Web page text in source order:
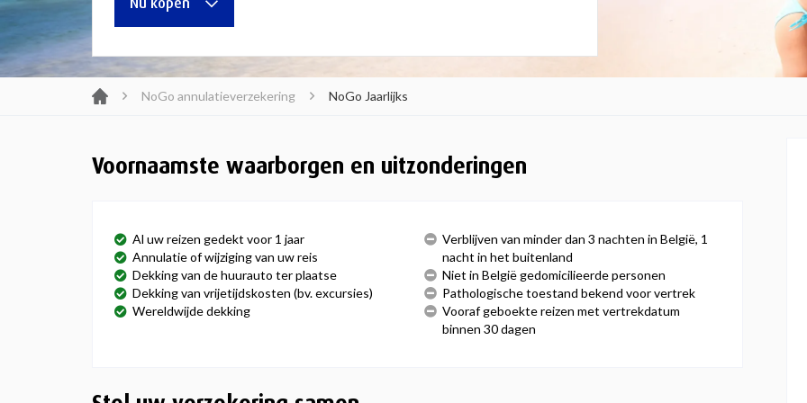
NoGo annulatieverzekering NoGo Jaarlijks
Voornaamste waarborgen en uitzonderingen
Al uw reizen gedekt voor 1 jaar
Annulatie of wijziging van uw reis
Dekking van de huurauto ter plaatse
Dekking van vrijetijdskosten (bv. excursies)
Wereldwijde dekking
Verblijven van minder dan 3 nachten in België, 1
nacht in het buitenland
Niet in België gedomicilieerde personen
Pathologische toestand bekend voor vertrek
Vooraf geboekte reizen met vertrekdatum
binnen 30 dagen